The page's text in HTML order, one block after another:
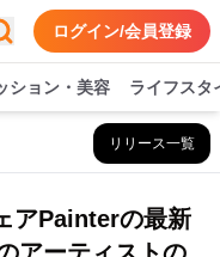
ログイン/会員登録
ション・美容 ライフスタ
リリース一覧
アPainterの最新